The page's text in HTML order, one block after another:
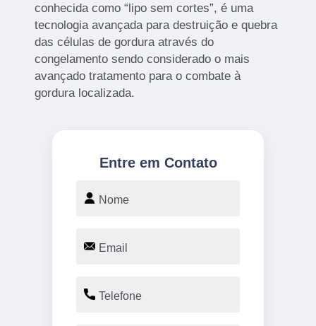
conhecida como “lipo sem cortes”, é uma
tecnologia avançada para destruição e quebra
das células de gordura através do
congelamento sendo considerado o mais
avançado tratamento para o combate à
gordura localizada.
Entre em Contato